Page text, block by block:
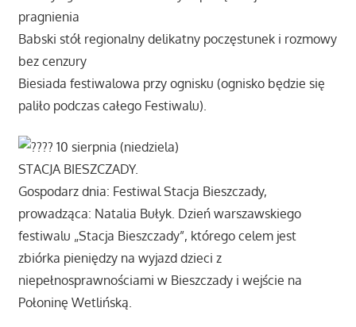
pragnienia
Babski stół regionalny delikatny poczęstunek i rozmowy
bez cenzury
Biesiada festiwalowa przy ognisku (ognisko będzie się
paliło podczas całego Festiwalu).
10 sierpnia (niedziela)
STACJA BIESZCZADY.
Gospodarz dnia: Festiwal Stacja Bieszczady,
prowadząca: Natalia Bułyk. Dzień warszawskiego
festiwalu „Stacja Bieszczady”, którego celem jest
zbiórka pieniędzy na wyjazd dzieci z
niepełnosprawnościami w Bieszczady i wejście na
Połoninę Wetlińską.